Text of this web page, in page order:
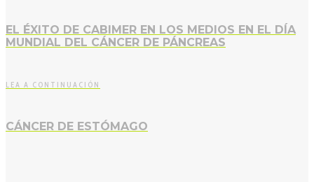
EL ÉXITO DE CABIMER EN LOS MEDIOS EN EL DÍA
MUNDIAL DEL CÁNCER DE PÁNCREAS
LEA A CONTINUACIÓN
CÁNCER DE ESTÓMAGO